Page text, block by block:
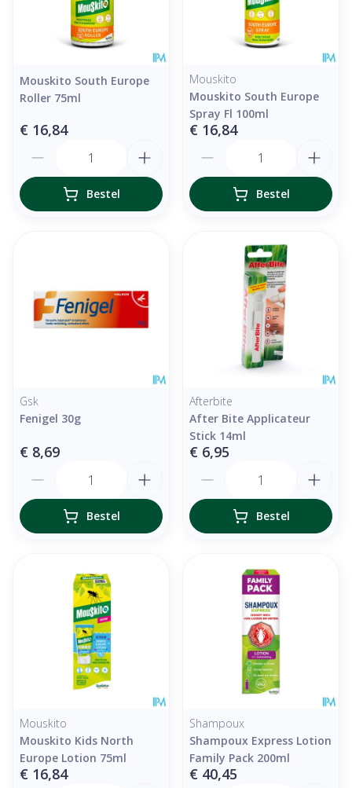
Mouskito South Europe
Roller 75ml
€ 16,84
Bestel
Mouskito
Mouskito South Europe
Spray Fl 100ml
€ 16,84
Bestel
Gsk
Fenigel 30g
€ 8,69
Bestel
Afterbite
After Bite Applicateur
Stick 14ml
€ 6,95
Bestel
Mouskito
Mouskito Kids North
Europe Lotion 75ml
€ 16,84
Shampoux
Shampoux Express Lotion
Family Pack 200ml
€ 40,45